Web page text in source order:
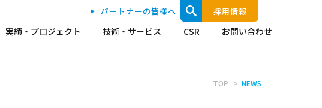
実績・プロジェクト 技術・サービス CSR お問い合わせ
パートナーの皆様へ 採用情報
TOP NEWS